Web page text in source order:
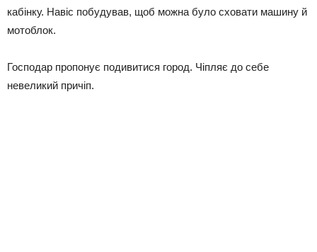
кабінку. Навіс побудував, щоб можна було сховати машину й
мотоблок.
Господар пропонує подивитися город. Чіпляє до себе
невеликий причіп.